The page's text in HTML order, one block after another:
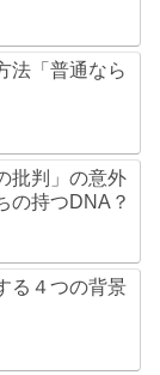
法「普通なら
批判」の意外
の持つDNA？
る４つの背景